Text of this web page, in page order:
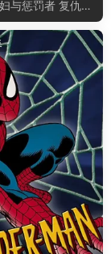
与惩罚者 复仇者
：黑寡妇与制裁